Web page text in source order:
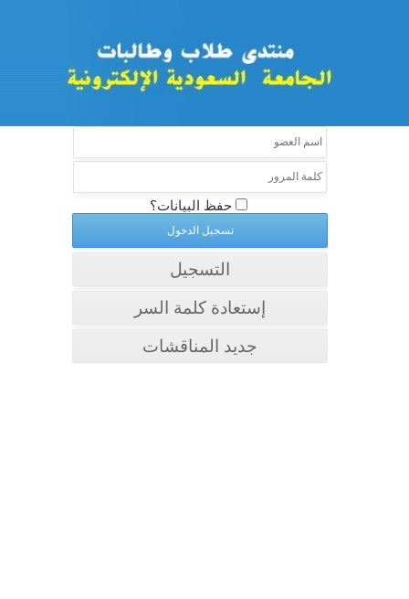
حفظ البيانات؟
التسجيل
إستعادة كلمة السر
جديد المناقشات